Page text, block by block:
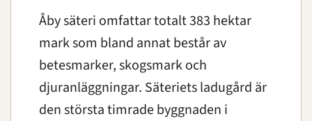
Åby säteri omfattar totalt 383 hektar
mark som bland annat består av
betesmarker, skogsmark och
djuranläggningar. Säteriets ladugård är
den största timrade byggnaden i